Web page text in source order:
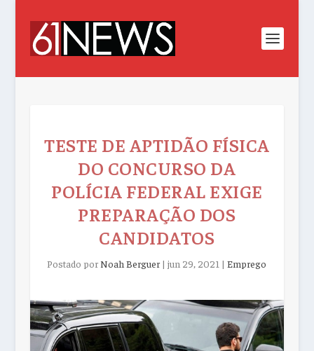
TESTE DE APTIDÃO FÍSICA
DO CONCURSO DA
POLÍCIA FEDERAL EXIGE
PREPARAÇÃO DOS
CANDIDATOS
Postado por Noah Berguer|jun 29, 2021 |Emprego